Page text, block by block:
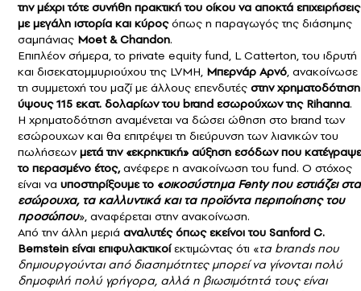
την μέχρι τότε συνήθη πρακτική του οίκου να αποκτά επιχειρήσεις
με μεγάλη ιστορία και κύροςόπως η παραγωγός της διάσημης
σαμπάνιας Moet & Chandon.
Επιπλέον σήμερα, το private equity fund, L Catterton, του ιδρυτή
και δισεκατομμυριούχου της LVMH, Μπερνάρ Αρνό, ανακοίνωσε
τη συμμετοχή του μαζί με άλλους επενδυτές στην χρηματοδότηση
ύψους 115 εκατ. δολαρίων του brand εσωρούχων της Rihanna.
Η χρηματοδότηση αναμένεται να δώσει ώθηση στο brand των
εσώρουχων και θα επιτρέψει τη διεύρυνση των λιανικών του
πωλήσεωνμετά την «εκρηκτική» αύξηση εσόδων που κατέγραψε
το περασμένο έτος,ανέφερε η ανακοίνωση του fund. Ο στόχος
είναι να υποστηρίξουμε το «οικοσύστημα Fenty που εστιάζει στα
εσώρουχα, τα καλλυντικά και τα προϊόντα περιποίησης του
προσώπου», αναφέρεται στην ανακοίνωση.
Από την άλλη μεριά αναλυτές όπως εκείνοι του Sanford C.
Bernstein είναι επιφυλακτικοίεκτιμώντας ότι «τα brands που
δημιουργούνται από διασημότητες μπορεί να γίνονται πολύ
δημοφιλή πολύ γρήγορα, αλλά η βιωσιμότητά τους είναι